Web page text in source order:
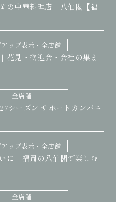
の中華料理店｜八仙閣【福
ップ表示・全店舗
花見・歓迎会・会社の集ま
全店舗
シーズン サポートカンパニ
ップ表示・全店舗
に｜福岡の八仙閣で楽しむ
全店舗